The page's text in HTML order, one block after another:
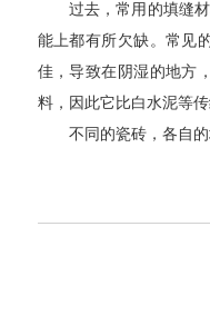
过去，常用的填缝
能上都有所欠缺。常见
佳，导致在阴湿的地方
料，因此它比白水泥等
不同的瓷砖，各自